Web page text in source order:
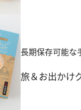
長期保存可能な
旅＆お出かけ